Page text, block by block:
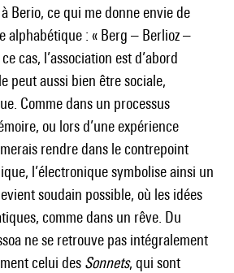
Berio, ce qui me donne envie de
alphabétique : « Berg – Berlioz –
cas, l’association est d’abord
peut aussi bien être sociale,
Comme dans un processus
ou lors d’une expérience
rendre dans le contrepoint
l’électronique symbolise ainsi un
soudain possible, où les idées
comme dans un rêve. Du
ne se retrouve pas intégralement
celui des Sonnets, qui sont